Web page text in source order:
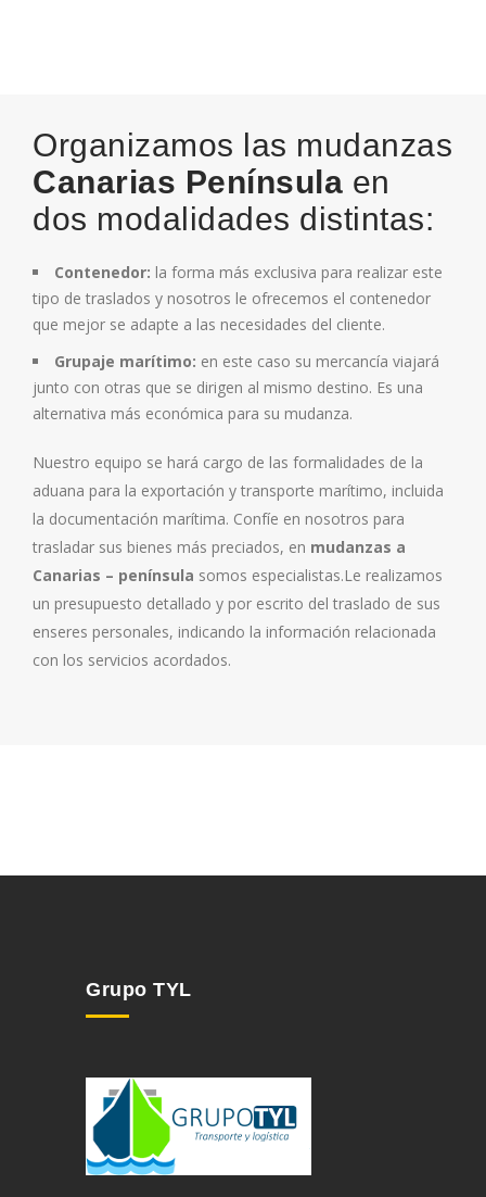
Organizamos las mudanzas
Canarias Península en
dos modalidades distintas:
Contenedor: la forma más exclusiva para realizar este
tipo de traslados y nosotros le ofrecemos el contenedor
que mejor se adapte a las necesidades del cliente.
Grupaje marítimo: en este caso su mercancía viajará
junto con otras que se dirigen al mismo destino. Es una
alternativa más económica para su mudanza.
Nuestro equipo se hará cargo de las formalidades de la
aduana para la exportación y transporte marítimo, incluida
la documentación marítima. Confíe en nosotros para
trasladar sus bienes más preciados, en mudanzas a
Canarias – península somos especialistas.Le realizamos
un presupuesto detallado y por escrito del traslado de sus
enseres personales, indicando la información relacionada
con los servicios acordados.
Grupo TYL